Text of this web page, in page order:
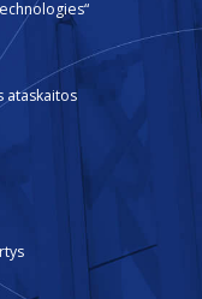
ataskaitos